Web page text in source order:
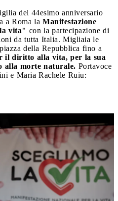
del 44esimo anniversario
a Roma la Manifestazione
vita" con la partecipazione di
da tutta Italia. Migliaia le
della Repubblica fino a
il diritto alla vita, per la sua
alla morte naturale. Portavoce
e Maria Rachele Ruiu: